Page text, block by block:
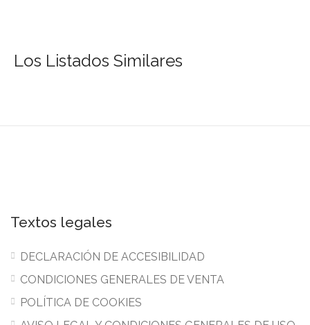
Los Listados Similares
Textos legales
DECLARACIÓN DE ACCESIBILIDAD
CONDICIONES GENERALES DE VENTA
POLÍTICA DE COOKIES